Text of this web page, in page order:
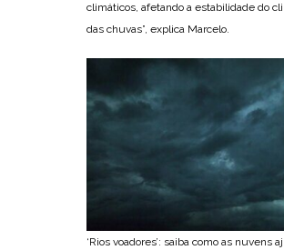
climáticos, afetando a estabilidade do
das chuvas”, explica Marcelo.
‘Rios voadores’: saiba como as nuvens